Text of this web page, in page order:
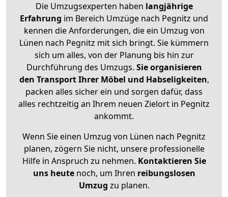
Die Umzugsexperten haben langjährige
Erfahrung im Bereich Umzüge nach Pegnitz und
kennen die Anforderungen, die ein Umzug von
Lünen nach Pegnitz mit sich bringt. Sie kümmern
sich um alles, von der Planung bis hin zur
Durchführung des Umzugs. Sie organisieren
den Transport Ihrer Möbel und Habseligkeiten,
packen alles sicher ein und sorgen dafür, dass
alles rechtzeitig an Ihrem neuen Zielort in Pegnitz
ankommt.
Wenn Sie einen Umzug von Lünen nach Pegnitz
planen, zögern Sie nicht, unsere professionelle
Hilfe in Anspruch zu nehmen. Kontaktieren Sie
uns heutenoch, um Ihren reibungslosen
Umzug zu planen.